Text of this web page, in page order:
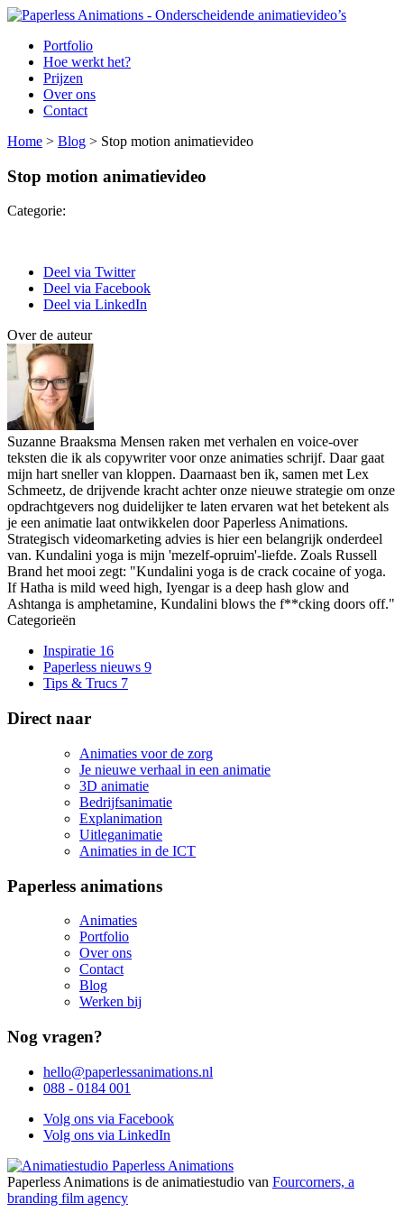
Portfolio
Hoe werkt het?
Prijzen
Over ons
Contact
Home > Blog > Stop motion animatievideo
Stop motion animatievideo
Categorie:
Deel via Twitter
Deel via Facebook
Deel via LinkedIn
Over de auteur
Suzanne Braaksma Mensen raken met verhalen en voice-over
teksten die ik als copywriter voor onze animaties schrijf. Daar gaat
mijn hart sneller van kloppen. Daarnaast ben ik, samen met Lex
Schmeetz, de drijvende kracht achter onze nieuwe strategie om onze
opdrachtgevers nog duidelijker te laten ervaren wat het betekent als
je een animatie laat ontwikkelen door Paperless Animations.
Strategisch videomarketing advies is hier een belangrijk onderdeel
van. Kundalini yoga is mijn 'mezelf-opruim'-liefde. Zoals Russell
Brand het mooi zegt: "Kundalini yoga is de crack cocaine of yoga.
If Hatha is mild weed high, Iyengar is a deep hash glow and
Ashtanga is amphetamine, Kundalini blows the f**cking doors off."
Categorieën
Inspiratie 16
Paperless nieuws 9
Tips & Trucs 7
Direct naar
Animaties voor de zorg
Je nieuwe verhaal in een animatie
3D animatie
Bedrijfsanimatie
Explanimation
Uitleganimatie
Animaties in de ICT
Paperless animations
Animaties
Portfolio
Over ons
Contact
Blog
Werken bij
Nog vragen?
hello@paperlessanimations.nl
088 - 0184 001
Volg ons via Facebook
Volg ons via LinkedIn
Paperless Animations is de animatiestudio van Fourcorners, a
branding film agency